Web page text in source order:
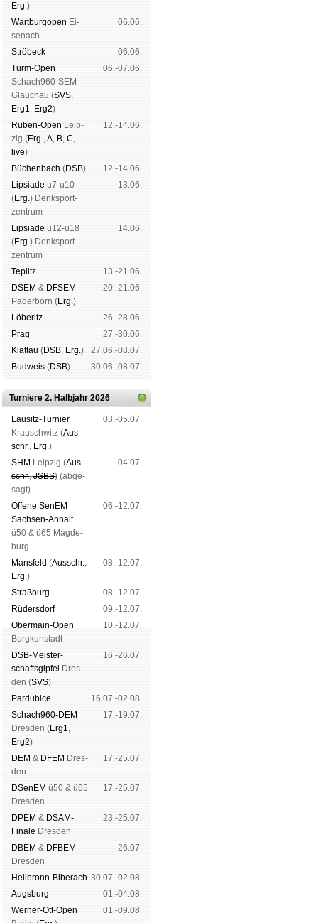
Erg.)
Wart­burg­open Ei­
se­nach
06.06.
Strö­beck
06.06.
Turm-Open
Schach960-SEM
Glau­chau (SVS,
Erg1, Erg2)
06.-07.06.
Rüben-Open Leip­
zig (Erg.,A, B, C,
live)
12.-14.06.
Büchen­bach (DSB)
12.-14.06.
Lipsiade u7-u10
(Erg.) Denk­sport­
zen­trum
13.06.
Lipsiade u12-u18
(Erg.) Denk­sport­
zen­trum
14.06.
Tep­litz
13.-21.06.
DSEM & DFSEM
Pader­born (Erg.)
20.-21.06.
Lö­be­ritz
26.-28.06.
Prag
27.-30.06.
Klat­tau (DSB, Erg.)
27.06.-08.07.
Bud­weis (DSB) 30.06.-08.07.
Turniere 2. Halbjahr 2026
Lau­sitz-Tur­nier
Krausch­witz (Aus­
schr., Erg.)
03.-05.07.
SHMLeip­zig (Aus­
schr.,JSBS) (ab­ge­
sagt)
04.07.
Offene SenEM
Sach­sen-An­halt
ü50 & ü65 Mag­de­
burg
06.-12.07.
Mans­feld (Aus­schr.,
Erg.)
08.-12.07.
Straß­burg
08.-12.07.
Rüders­dorf
09.-12.07.
Ober­main-Open
Burg­kun­stadt
10.-12.07.
DSB-Meister­
schafts­gipfel
Dres­
den (SVS)
16.-26.07.
Pardu­bice
16.07.-02.08.
Schach960-DEM
Dres­den (Erg1,
Erg2)
17.-19.07.
DEM & DFEM Dres­
den
17.-25.07.
DSenEM ü50 & ü65
Dres­den
17.-25.07.
DPEM & DSAM-
Finale Dres­den
23.-25.07.
DBEM & DFBEM
Dres­den
26.07.
Heil­bronn-Bi­ber­ach 30.07.-02.08.
Augs­burg
01.-04.08.
Werner-Ott-Open
01.-09.08.